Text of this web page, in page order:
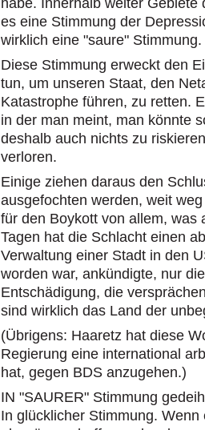
habe. Innerhalb weiter
es eine Stimmung der
wirklich eine "saure" Stimmung.
Diese Stimmung erweckt den
tun, um unseren Staat, den
Katastrophe führen, zu retten.
in der man meint, man könnte
deshalb auch nichts zu
verloren.
Einige ziehen daraus den
ausgefochten werden, weit
für den Boykott von allem, was
Tagen hat die Schlacht einen
Verwaltung einer Stadt in den
worden war, ankündigte, nur
Entschädigung, die
sind wirklich das Land der
(Übrigens: Haaretz hat diese
Regierung eine international
hat, gegen BDS anzugehen.)
IN "SAURER" Stimmung
In glücklicher Stimmung.